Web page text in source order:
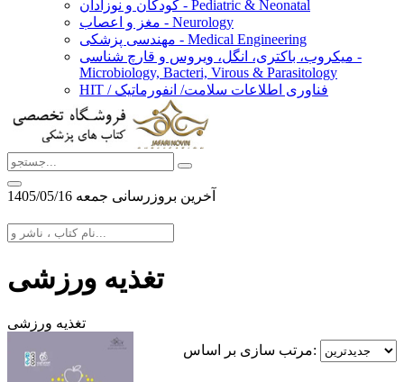
کودکان و نوزادان - Pediatric & Neonatal
مغز و اعصاب - Neurology
مهندسی پزشکی - Medical Engineering
میکروب، باکتری، انگل، ویروس و قارچ شناسی -
Microbiology, Bacteri, Virous & Parasitology
HIT / فناوری اطلاعات سلامت/ انفورماتیک
آخرین بروزرسانی جمعه 1405/05/16
تغذیه ورزشی
تغذیه ورزشی
مرتب سازی بر اساس: